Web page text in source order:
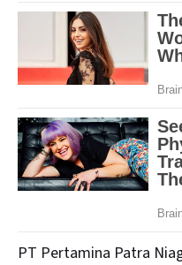
PT Pertamina Patra